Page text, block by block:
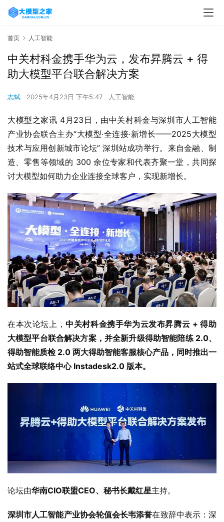
首页 人工智能
中关村科金携手华为云，发布昇腾云 + 得
助大模型平台联合解决方案
志斌 2025年4月23日 下午5:47 人工智能
大模型之家讯 4月23日，由中关村科金与深圳市人工智能
产业协会联合主办“大模型·全连接·新增长——2025大模型
技术与应用创新城市论坛” 深圳站成功举行。来自金融、制
造、零售等领域的 300 余位专家和代表齐聚一堂，共同探
讨大模型如何助力企业连接全球客户，实现新增长。
在本次论坛上，中关村科金携手华为云发布昇腾云 + 得助
大模型平台联合解决方案，并全新升级得助智能陪练 2.0、
得助智能质检 2.0 两大得助智能客服核心产品，同时推出一
站式全球联络中心 Instadesk2.0 版本。
论坛由华南CIO联盟CEO、秘书长戴红星主持。
深圳市人工智能产业协会轮值会长韦添誉在致辞中表示：深